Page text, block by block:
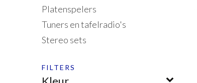
Platenspelers
Tuners en tafelradio's
Stereo sets
FILTERS